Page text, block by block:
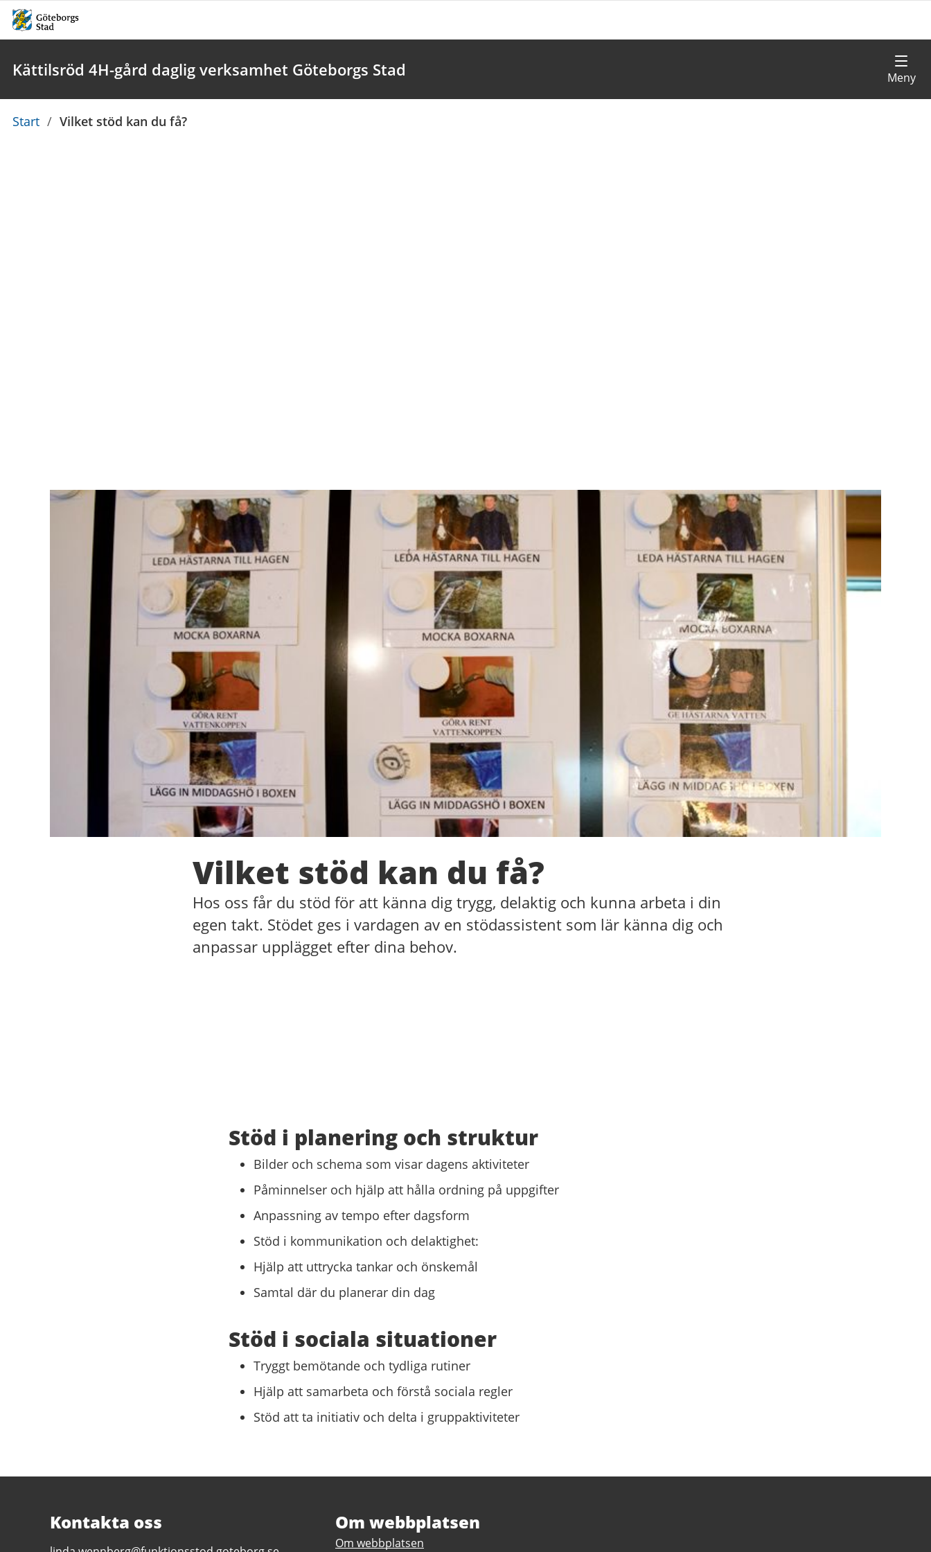
Kättilsröd 4H-gård daglig verksamhet Göteborgs Stad
Du
Start / Vilket stöd kan du få?
Vilket stöd kan du få?
Hos oss får du stöd för att känna dig trygg, delaktig och kunna arbeta i din
egen takt. Stödet ges i vardagen av en stödassistent som lär känna dig och
anpassar upplägget efter dina behov.
Stöd i planering och struktur
Bilder och schema som visar dagens aktiviteter
Påminnelser och hjälp att hålla ordning på uppgifter
Anpassning av tempo efter dagsform
Stöd i kommunikation och delaktighet:
Hjälp att uttrycka tankar och önskemål
Samtal där du planerar din dag
Stöd i sociala situationer
Tryggt bemötande och tydliga rutiner
Hjälp att samarbeta och förstå sociala regler
Stöd att ta initiativ och delta i gruppaktiviteter
Kontakta oss Om webbplatsen
Om webbplatsen